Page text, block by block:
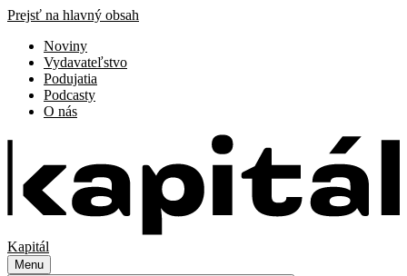
Prejsť na hlavný obsah
Noviny
Vydavateľstvo
Podujatia
Podcasty
O nás
Kapitál
Menu